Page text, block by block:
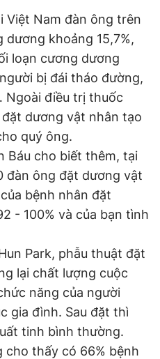
Việt Nam đàn ông trên
khoảng 15,7%,
loạn cương dương
bị đái tháo đường,
Ngoài điều trị thuốc
dương vật nhân tạo
quý ông.
Báu cho biết thêm, tại
đàn ông đặt dương vật
bệnh nhân đặt
- 100% và của bạn tình
Park, phẫu thuật đặt
lại chất lượng cuộc
năng của người
gia đình. Sau đặt thì
tinh bình thường.
cho thấy có 66% bệnh